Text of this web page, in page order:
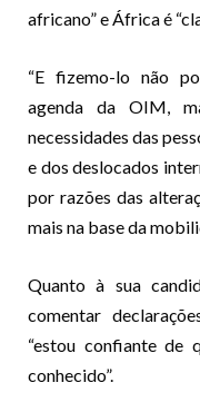
africano” e Áfri­ca é
“E fizemo-lo não
agenda da OIM,
necessidades das
e dos deslocados
por razões das
mais na base da
Quanto à sua
comentar
“estou confiante
conhecido”.